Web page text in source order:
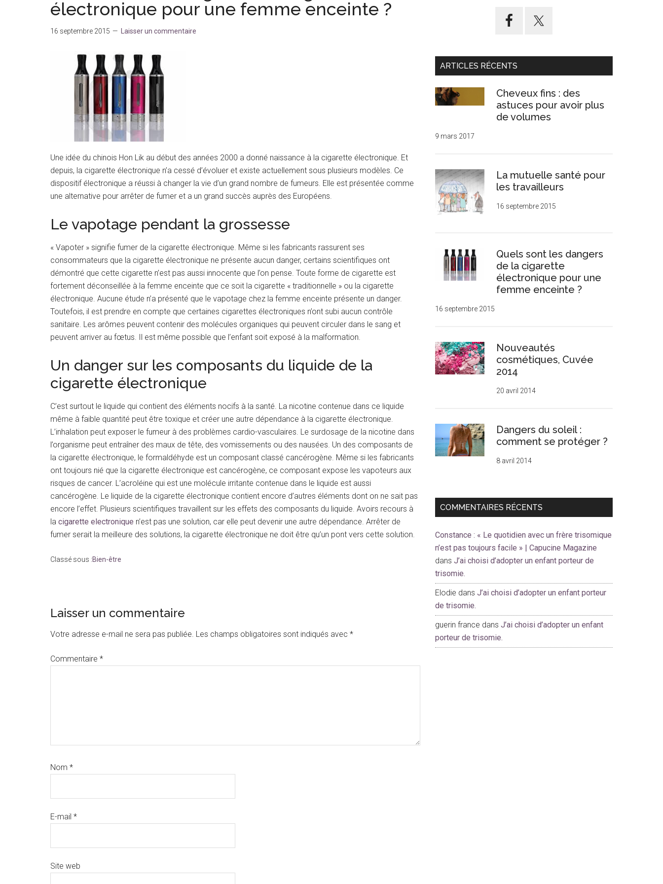
électronique pour une femme enceinte ?
16 septembre 2015 Laisser un commentaire
Une idée du chinois Hon Lik au début des années 2000 a donné naissance à la cigarette électronique. Et
depuis, la cigarette électronique n’a cessé d’évoluer et existe actuellement sous plusieurs modèles. Ce
dispositif électronique a réussi à changer la vie d’un grand nombre de fumeurs. Elle est présentée comme
une alternative pour arrêter de fumer et a un grand succès auprès des Européens.
Le vapotage pendant la grossesse
« Vapoter » signifie fumer de la cigarette électronique. Même si les fabricants rassurent ses
consommateurs que la cigarette électronique ne présente aucun danger, certains scientifiques ont
démontré que cette cigarette n’est pas aussi innocente que l’on pense. Toute forme de cigarette est
fortement déconseillée à la femme enceinte que ce soit la cigarette « traditionnelle » ou la cigarette
électronique. Aucune étude n’a présenté que le vapotage chez la femme enceinte présente un danger.
Toutefois, il est prendre en compte que certaines cigarettes électroniques n’ont subi aucun contrôle
sanitaire. Les arômes peuvent contenir des molécules organiques qui peuvent circuler dans le sang et
peuvent arriver au fœtus. Il est même possible que l’enfant soit exposé à la malformation.
Un danger sur les composants du liquide de la
cigarette électronique
C’est surtout le liquide qui contient des éléments nocifs à la santé. La nicotine contenue dans ce liquide
même à faible quantité peut être toxique et créer une autre dépendance à la cigarette électronique.
L’inhalation peut exposer le fumeur à des problèmes cardio-vasculaires. Le surdosage de la nicotine dans
l’organisme peut entraîner des maux de tête, des vomissements ou des nausées. Un des composants de
la cigarette électronique, le formaldéhyde est un composant classé cancérogène. Même si les fabricants
ont toujours nié que la cigarette électronique est cancérogène, ce composant expose les vapoteurs aux
risques de cancer. L’acroléine qui est une molécule irritante contenue dans le liquide est aussi
cancérogène. Le liquide de la cigarette électronique contient encore d’autres éléments dont on ne sait pas
encore l’effet. Plusieurs scientifiques travaillent sur les effets des composants du liquide. Avoirs recours à
la cigarette electronique n’est pas une solution, car elle peut devenir une autre dépendance. Arrêter de
fumer serait la meilleure des solutions, la cigarette électronique ne doit être qu’un pont vers cette solution.
Classé sous :Bien-être
Interactions
du
Laisser un commentaire
Votre adresse e-mail ne sera pas publiée. Les champs obligatoires sont indiqués avec *
Commentaire *
Nom *
E-mail *
Site web
ARTICLES RÉCENTS
Cheveux fins : des
astuces pour avoir plus
de volumes
9 mars 2017
La mutuelle santé pour
les travailleurs
16 septembre 2015
Quels sont les dangers
de la cigarette
électronique pour une
femme enceinte ?
16 septembre 2015
Nouveautés
cosmétiques, Cuvée
2014
20 avril 2014
Dangers du soleil :
comment se protéger ?
8 avril 2014
COMMENTAIRES RÉCENTS
Constance : « Le quotidien avec un frère trisomique
n’est pas toujours facile » | Capucine Magazine
dans J’ai choisi d’adopter un enfant porteur de
trisomie.
Elodie dans J’ai choisi d’adopter un enfant porteur
de trisomie.
guerin france dans J’ai choisi d’adopter un enfant
porteur de trisomie.